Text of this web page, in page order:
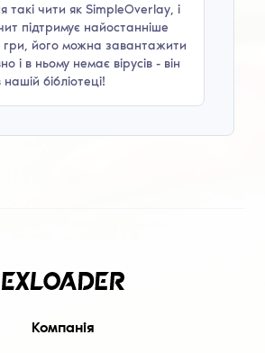
такі чити як SimpleOverlay, і
підтримує найостанніше
гри, його можна завантажити
і в ньому немає вірусів - він
бібліотеці!
Компанія